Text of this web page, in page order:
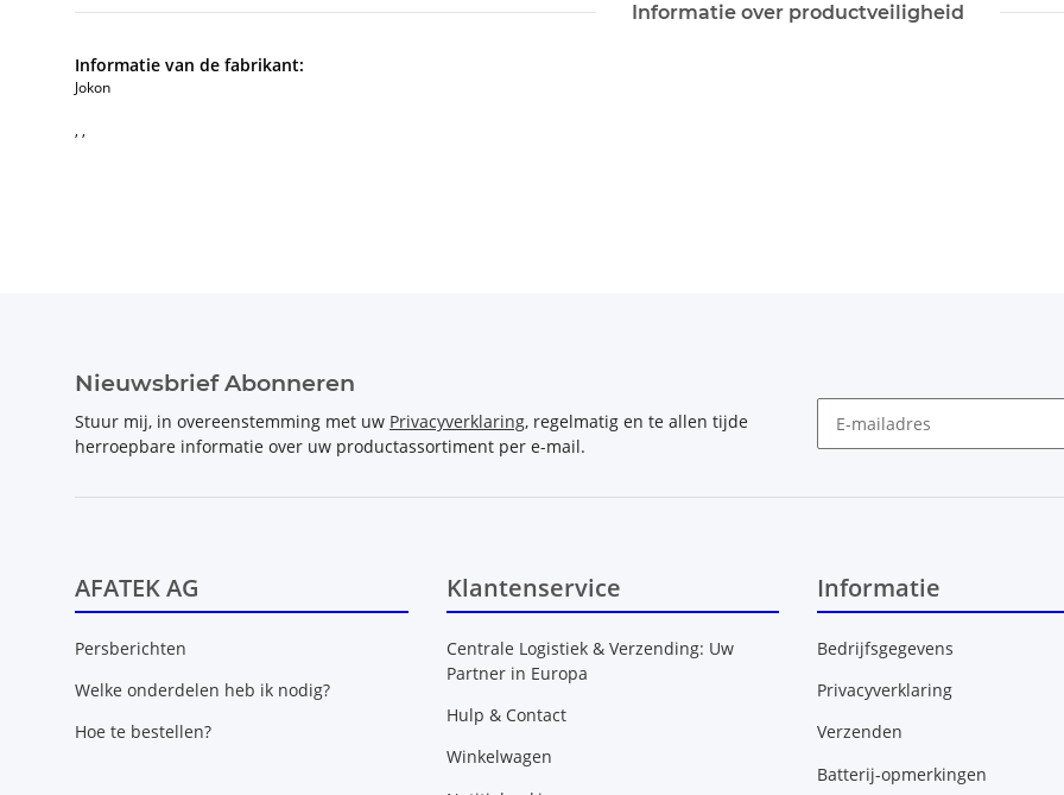
Informatie over productveiligheid
Informatie van de fabrikant:
Jokon
, ,
Nieuwsbrief Abonneren
Stuur mij, in overeenstemming met uw Privacyverklaring, regelmatig en te allen tijde
herroepbare informatie over uw productassortiment per e-mail.
AFATEK AG
Persberichten
Welke onderdelen heb ik nodig?
Hoe te bestellen?
Klantenservice
Centrale Logistiek & Verzending: Uw
Partner in Europa
Hulp & Contact
Winkelwagen
Informatie
Bedrijfsgegevens
Privacyverklaring
Verzenden
Batterij-opmerkingen